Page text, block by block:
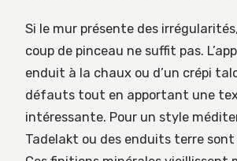
Si le mur présente des
coup de pinceau ne suffit pas.
enduit à la chaux ou d’un crépi
défauts tout en apportant une
intéressante. Pour un style
Tadelakt ou des enduits terre sont